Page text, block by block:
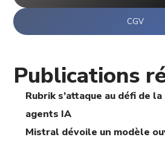
CGV
Publications
Rubrik s’attaque au défi de
agents IA
Mistral dévoile un modèle